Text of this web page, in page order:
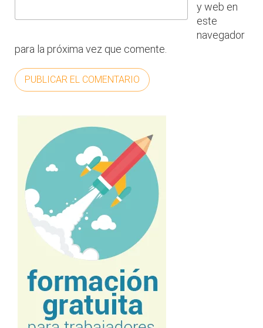
y web en
este
navegador
para la próxima vez que comente.